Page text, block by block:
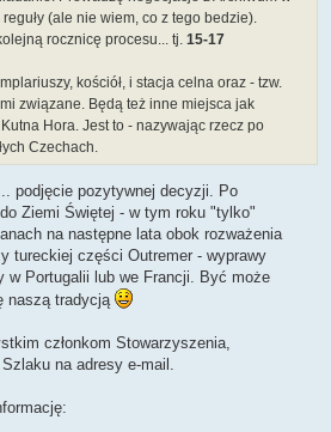
(ale nie wiem, co z tego bedzie).
rocznicę procesu... tj. 15-17
kościół, i stacja celna oraz - tzw.
związane. Będą też inne miejsca jak
Hora. Jest to - nazywając rzecz po
Czechach.
podjęcie pozytywnej decyzji. Po
Ziemi Świętej - w tym roku "tylko"
na następne lata obok rozważenia
tureckiej części Outremer - wyprawy
w Portugalii lub we Francji. Być może
naszą tradycją
członkom Stowarzyszenia,
na adresy e-mail.